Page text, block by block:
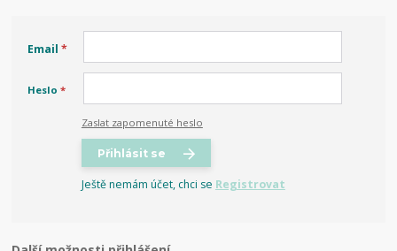
Email *
Heslo *
Zaslat zapomenuté heslo
Přihlásit se
Ještě nemám účet, chci se Registrovat